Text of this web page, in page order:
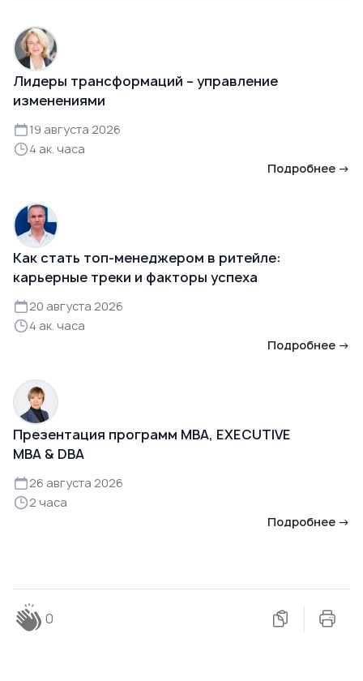
Лидеры трансформаций – управление
изменениями
19 августа 2026
4 ак. часа
Подробнее →
Как стать топ-менеджером в ритейле:
карьерные треки и факторы успеха
20 августа 2026
4 ак. часа
Подробнее →
Презентация программ MBA, EXECUTIVE
MBA & DBA
26 августа 2026
2 часа
Подробнее →
0